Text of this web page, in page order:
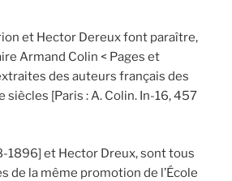
et Hector Dereux font paraître,
Armand Colin < Pages et
des auteurs français des
siècles [Paris : A. Colin. In-16, 457
1896] et Hector Dreux, sont tous
de la même promotion de l’École